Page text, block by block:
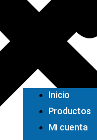
Inicio
Productos
Mi cuenta